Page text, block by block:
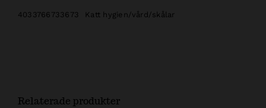
4033766733673 Katt hygien/vård/skålar
Relaterade produkter